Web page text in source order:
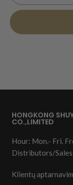
HONGKONG
CO.,LIMITED
Hour: Mon.- Fri.
Distributors/
Klientų